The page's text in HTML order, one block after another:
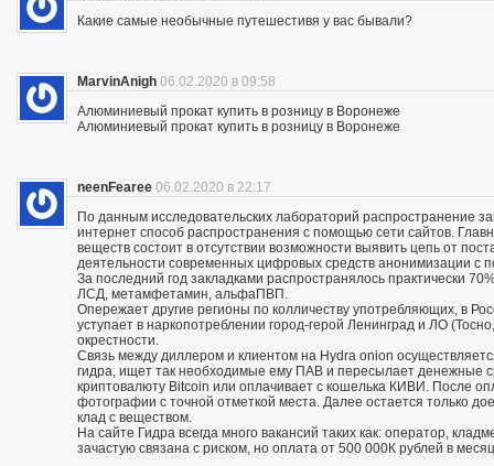
Какие самые необычные путешестивя у вас бывали?
MarvinAnigh 06.02.2020 в 09:58
Алюминиевый прокат купить в розницу в Воронеже
Алюминиевый прокат купить в розницу в Воронеже
neenFearee 06.02.2020 в 22:17
По данным исследовательских лабораторий распространение
интернет способ распространения с помощью сети сайтов.
веществ состоит в отсутствии возможности выявить цепь от
деятельности современных цифровых средств анонимизации с
За последний год закладками распространялось практически
ЛСД, метамфетамин, альфаПВП.
Опережает другие регионы по колличеству употребляющих, в
уступает в наркопотреблении город-герой Ленинград и ЛО
окрестности.
Связь между диллером и клиентом на Hydra onion
гидра, ищет так необходимые ему ПАВ и пересылает денежные
криптовалюту Bitcoin или оплачивает с кошелька КИВИ. После
фотографии с точной отметкой места. Далее остается только
клад с веществом.
На сайте Гидра всегда много вакансий таких как: оператор,
зачастую связана с риском, но оплата от 500 000К рублей в